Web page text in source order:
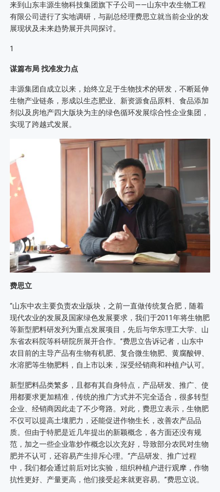
来到山东丰源生物科技集团旗下子公司——山东中农生物工程
有限公司进行了实地调研，与副总经理费思立就当前企业的发
展现状及未来趋势展开共同探讨。
1
谋篇布局 找准发力点
丰源集团自成立以来，始终立足于生物技术的研发，不断延伸
生物产业链条，形成以生态肥业、新资源食品原料、食品添加
剂以及房地产四大版块为主的绿色循环发展综合性企业集团，
实现了跨越式发展。
费思立
“山东中农主要负责农业版块，之前一直做传统复合肥，随着
现代农业的发展及国家绿色发展要求，我们于2011年将生物肥
等新型肥料研发列为重点发展项目，先后与华东理工大学、山
东省农科院等科研院所展开合作。”费思立告诉记者，山东中
农目前的主导产品有生物有机肥、复合微生物肥、黄腐酸钾、
水溶肥等生物肥料，自上市以来，深受经销商和种植户认可。
新型肥料品类繁多，且都有其自身特点，产品研发、推广、使
用都要求更加精准，传统的推广方式并不完全适合，很多转型
企业、经销商因此走了不少弯路。对此，费思立表示，生物肥
不仅可以提高土壤肥力，还能促进作物生长，改善农产品品
质。但由于特肥是近几年提出的新颖概念，各方面还没有规
范，加之一些企业靠炒作概念以次充好，导致部分农民对生物
肥并不认可，还容易产生排斥心理。“产品研发、推广过程
中，我们都会通过前后对比实验，组织种植户进行观摩，作物
抗性更好、产量更高，他们接受起来就更容易。”费思立说。